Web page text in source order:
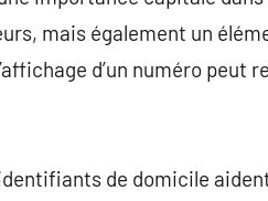
mais également un
d’un numéro
de domicile